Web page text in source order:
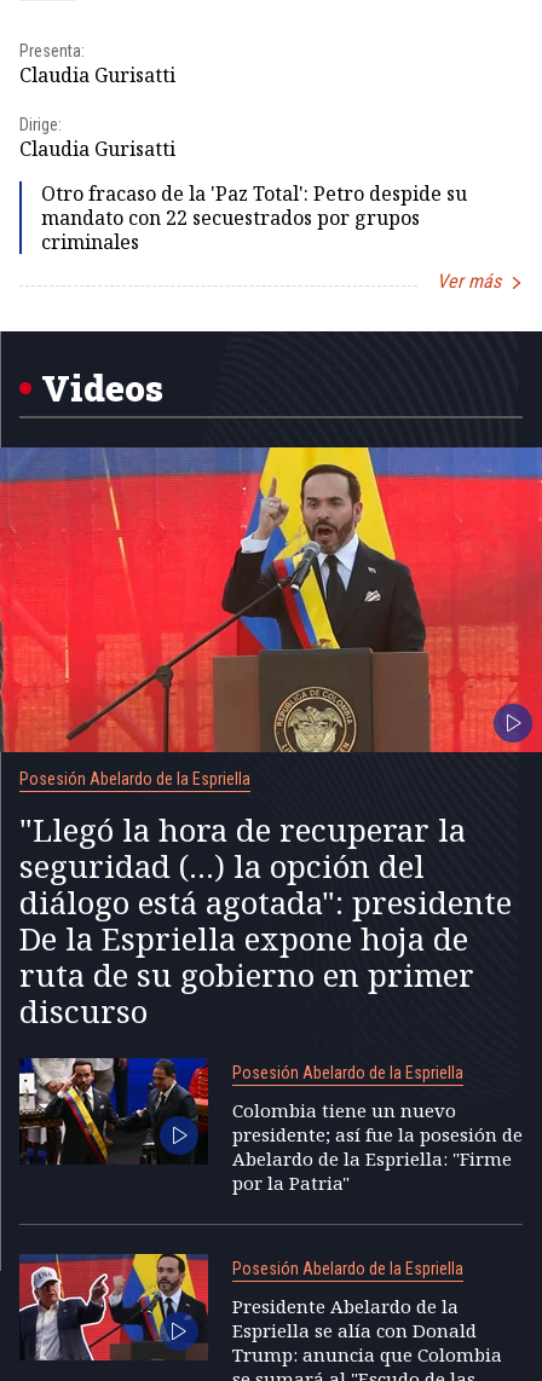
Presenta:
Claudia Gurisatti
Dirige:
Claudia Gurisatti
Otro fracaso de la 'Paz Total': Petro despide su
mandato con 22 secuestrados por grupos
criminales
Ver más
1
Videos
Posesión Abelardo de la Espriella
"Llegó la hora de recuperar la
seguridad (...) la opción del
diálogo está agotada": presidente
De la Espriella expone hoja de
ruta de su gobierno en primer
discurso
Posesión Abelardo de la Espriella
Colombia tiene un nuevo
presidente; así fue la posesión de
Abelardo de la Espriella: "Firme
por la Patria"
Posesión Abelardo de la Espriella
Presidente Abelardo de la
Espriella se alía con Donald
Trump: anuncia que Colombia